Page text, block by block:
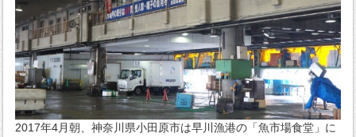
2017年4月朝、神奈川県小田原市は早川漁港の「魚市場食堂」に